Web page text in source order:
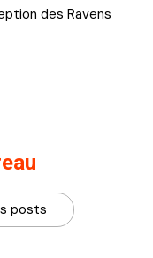
des Ravens
posts